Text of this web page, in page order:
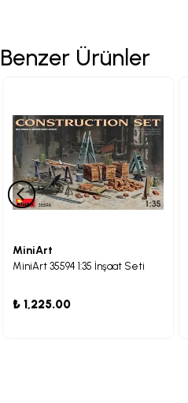
Benzer Ürünler
MiniArt
MiniArt 35594 1:35 İnşaat Seti
₺ 1,225.00